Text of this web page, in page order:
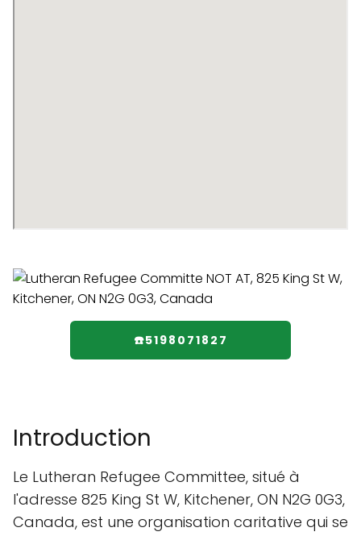
☎️5198071827
Introduction
Le Lutheran Refugee Committee, situé à
l'adresse 825 King St W, Kitchener, ON N2G 0G3,
Canada, est une organisation caritative qui se